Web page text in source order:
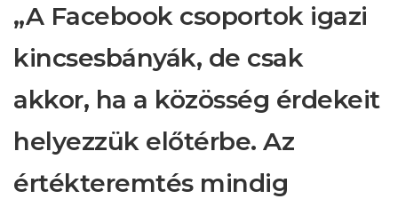
„A Facebook csoportok igazi
kincsesbányák, de csak
akkor, ha a közösség érdekeit
helyezzük előtérbe. Az
értékteremtés mindig